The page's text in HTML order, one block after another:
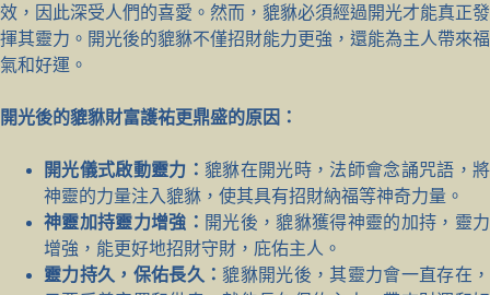
效，因此深受人們的喜愛。然而，貔貅必須經過開光才能真正發
揮其靈力。開光後的貔貅不僅招財能力更強，還能為主人帶來福
氣和好運。
開光後的貔貅財富護祐更鼎盛的原因：
開光儀式啟動靈力： 貔貅在開光時，法師會念誦咒語，將
神靈的力量注入貔貅，使其具有招財納福等神奇力量。
神靈加持靈力增強： 開光後，貔貅獲得神靈的加持，靈力
增強，能更好地招財守財，庇佑主人。
靈力持久，保佑長久：貔貅開光後，其靈力會一直存在，